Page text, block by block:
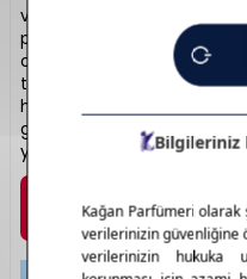
vazgeçilmezi hâline
paletleri, mat ve likit rujlar,
ojeler yer alır. Yüksek
trend tonlarıyla
her yaştan kullanıcıya
güvenli bir makyaj deneyimi
yenilikçi bir güzellik anlayışı
Marka Detayı